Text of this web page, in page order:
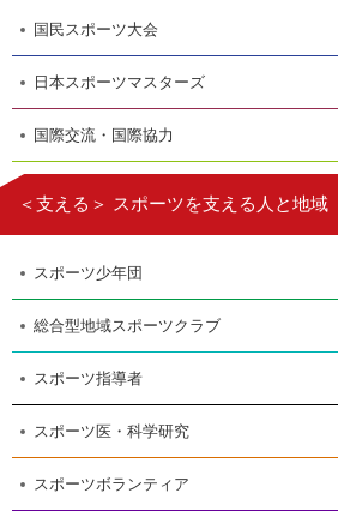
国民スポーツ大会
日本スポーツマスターズ
国際交流・国際協力
＜支える＞ スポーツを支える人と地域
スポーツ少年団
総合型地域スポーツクラブ
スポーツ指導者
スポーツ医・科学研究
スポーツボランティア